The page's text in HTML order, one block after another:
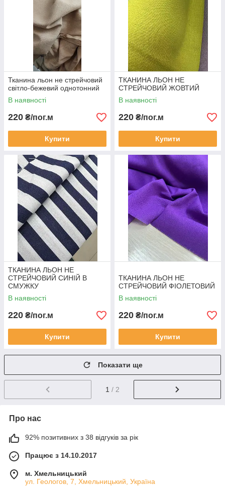
Тканина льон не стрейчовий
світло-бежевий однотонний
В наявності
220 ₴/пог.м
Купити
ТКАНИНА ЛЬОН НЕ
СТРЕЙЧОВИЙ ЖОВТИЙ
В наявності
220 ₴/пог.м
Купити
ТКАНИНА ЛЬОН НЕ
СТРЕЙЧОВИЙ СИНІЙ В
СМУЖКУ
В наявності
220 ₴/пог.м
Купити
ТКАНИНА ЛЬОН НЕ
СТРЕЙЧОВИЙ ФІОЛЕТОВИЙ
В наявності
220 ₴/пог.м
Купити
Показати ще
1 / 2
Про нас
92% позитивних з 38 відгуків за рік
Працює з 14.10.2017
м. Хмельницький
ул. Геологов, 7, Хмельницький, Україна